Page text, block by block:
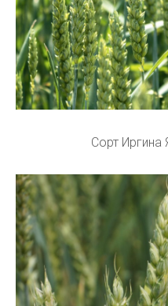
Сорт Иргина